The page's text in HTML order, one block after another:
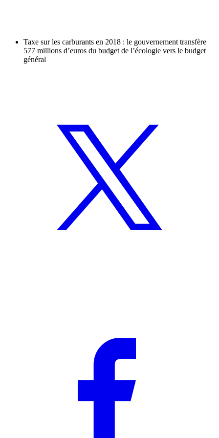
Taxe sur les carburants en 2018 : le gouvernement transfère
577 millions d’euros du budget de l’écologie vers le budget
général